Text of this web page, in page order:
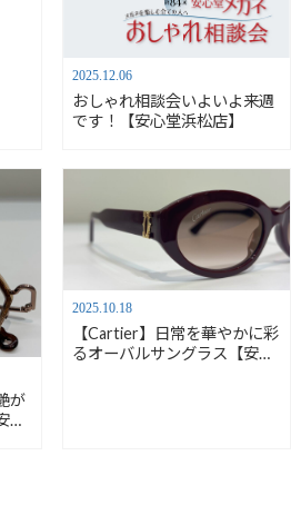
2025.12.06
おしゃれ相談会いよいよ来週
です！【安心堂浜松店】
が
心
2025.10.18
【Cartier】日常を華やかに彩
るオーバルサングラス【安心